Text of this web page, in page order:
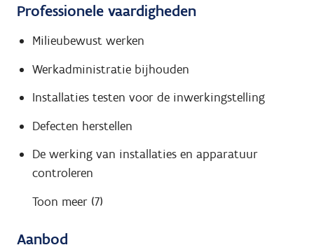
Professionele vaardigheden
Milieubewust werken
Werkadministratie bijhouden
Installaties testen voor de inwerkingstelling
Defecten herstellen
De werking van installaties en apparatuur
controleren
Toon meer (7)
Aanbod